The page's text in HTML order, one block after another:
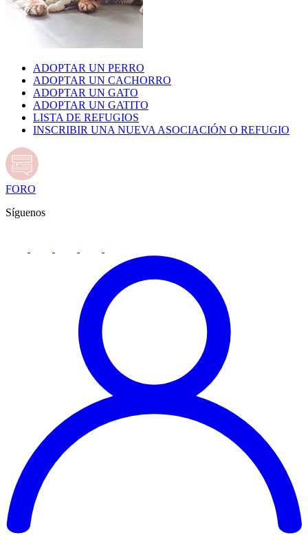
ADOPTAR UN PERRO
ADOPTAR UN CACHORRO
ADOPTAR UN GATO
ADOPTAR UN GATITO
LISTA DE REFUGIOS
INSCRIBIR UNA NUEVA ASOCIACIÓN O REFUGIO
FORO
Síguenos